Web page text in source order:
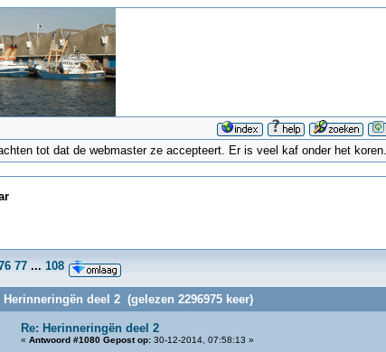
tot dat de webmaster ze accepteert. Er is veel kaf onder het
77 ... 108
Herinneringën deel 2 (gelezen 2296975 keer)
Re: Herinneringën deel 2
« Antwoord #1080 Gepost op:30-12-2014, 07:58:13 »